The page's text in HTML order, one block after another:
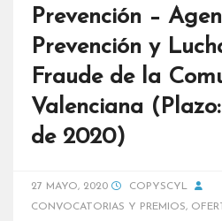
Prevención –
Prevención y
Fraude de la
Valenciana
de 2020)
27 MAYO, 2020
COPYSCYL
CONVOCATORIAS Y PREMIOS,